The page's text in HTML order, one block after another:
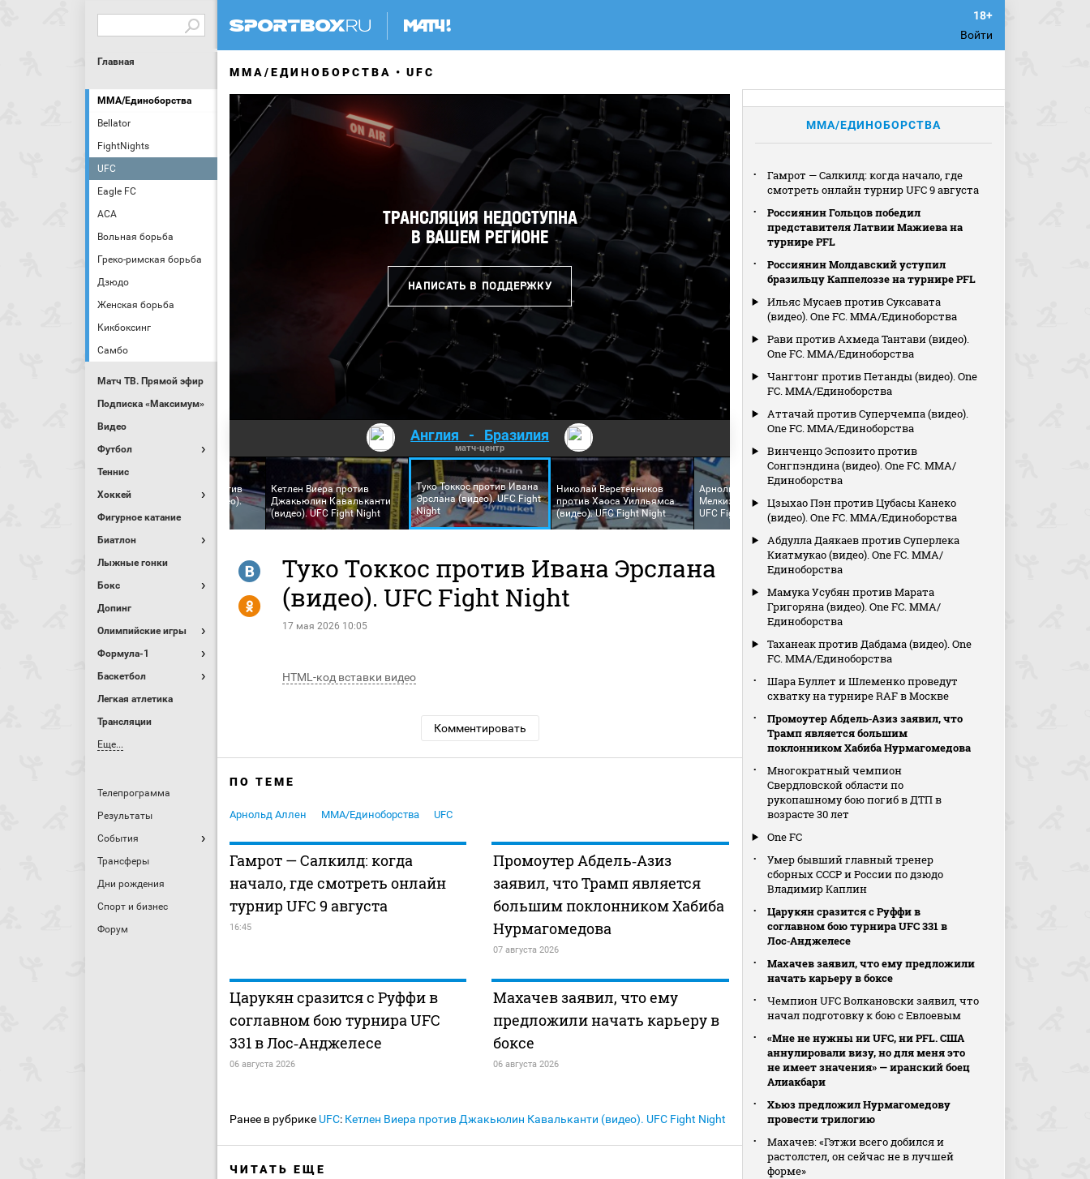
Войти
Главная
MMA/Единоборства
Bellator
FightNights
UFC
Eagle FC
АСА
Вольная борьба
Греко-римская борьба
Дзюдо
Женская борьба
Кикбоксинг
Самбо
Матч ТВ. Прямой эфир
Подписка «Максимум»
Видео
Футбол
Теннис
Хоккей
Фигурное катание
Биатлон
Лыжные гонки
Бокс
Допинг
Олимпийские игры
Формула-1
Баскетбол
Легкая атлетика
Трансляции
Еще...
Телепрограмма
Результаты
События
Трансферы
Дни рождения
Спорт и бизнес
Форум
MMA/ЕДИНОБОРСТВА UFC
Англия - Бразилия
матч-центр
Вианы (видео).
Коди Брандэйдж против
Андрэ Петроски (видео).
UFC Fight Night
Кетлен Виера против
Джакьюлин Кавальканти
(видео). UFC Fight Night
Туко Токкос против Ивана
Эрслана (видео). UFC Fight
Night
Николай Веретенников
против Хаоса Уилльямса
(видео). UFC Fight Night
Арнольд Аллен против
Мелкизаэля Косты (видео).
UFC Fight Night
Туко Токкос против Ивана Эрслана
(видео). UFC Fight Night
17 мая 2026 10:05
R
Y
HTML-код вставки видео
Комментировать
ПО ТЕМЕ
Арнольд Аллен MMA/Единоборства UFC
Гамрот — Салкилд: когда
начало, где смотреть онлайн
турнир UFC 9 августа
16:45
Промоутер Абдель‑Азиз
заявил, что Трамп является
большим поклонником Хабиба
Нурмагомедова
07 августа 2026
Царукян сразится с Руффи в
соглавном бою турнира UFC
331 в Лос‑Анджелесе
06 августа 2026
Махачев заявил, что ему
предложили начать карьеру в
боксе
06 августа 2026
Ранее в рубрике UFC: Кетлен Виера против Джакьюлин Кавальканти (видео). UFC Fight Night
ЧИТАТЬ ЕЩЕ
MMA/ЕДИНОБОРСТВА
Гамрот — Салкилд: когда начало, где
смотреть онлайн турнир UFC 9 августа
Россиянин Гольцов победил
представителя Латвии Мажиева на
турнире PFL
Россиянин Молдавский уступил
бразильцу Каппелоззе на турнире PFL
Ильяс Мусаев против Суксавата
(видео). One FC. MMA/Единоборства
Рави против Ахмеда Тантави (видео).
One FC. MMA/Единоборства
Чангтонг против Петанды (видео). One
FC. MMA/Единоборства
Аттачай против Суперчемпа (видео).
One FC. MMA/Единоборства
Винченцо Эспозито против
Сонгпэндина (видео). One FC. MMA/
Единоборства
Цзыхао Пэн против Цубасы Канеко
(видео). One FC. MMA/Единоборства
Абдулла Даякаев против Суперлека
Киатмукао (видео). One FC. MMA/
Единоборства
Мамука Усубян против Марата
Григоряна (видео). One FC. MMA/
Единоборства
Таханеак против Дабдама (видео). One
FC. MMA/Единоборства
Шара Буллет и Шлеменко проведут
схватку на турнире RAF в Москве
Промоутер Абдель‑Азиз заявил, что
Трамп является большим
поклонником Хабиба Нурмагомедова
Многократный чемпион
Свердловской области по
рукопашному бою погиб в ДТП в
возрасте 30 лет
One FC
Умер бывший главный тренер
сборных СССР и России по дзюдо
Владимир Каплин
Царукян сразится с Руффи в
соглавном бою турнира UFC 331 в
Лос‑Анджелесе
Махачев заявил, что ему предложили
начать карьеру в боксе
Чемпион UFC Волкановски заявил, что
начал подготовку к бою с Евлоевым
«Мне не нужны ни UFC, ни PFL. США
аннулировали визу, но для меня это
не имеет значения» — иранский боец
Алиакбари
Хьюз предложил Нурмагомедову
провести трилогию
Махачев: «Гэтжи всего добился и
растолстел, он сейчас не в лучшей
форме»